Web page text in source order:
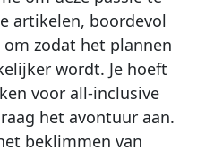
artikelen, boordevol
zodat het plannen
wordt. Je hoeft
voor all-inclusive
het avontuur aan.
beklimmen van